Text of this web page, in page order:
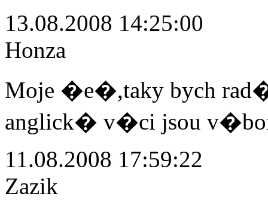
13.08.2008 14:25:00
Honza
Moje �e�,taky bych
anglick� v�ci jsou
11.08.2008 17:59:22
Zazik